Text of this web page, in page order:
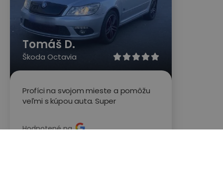

Tomáš D.
Škoda Octavia
Profíci na svojom mieste a pomôžu
veľmi s kúpou auta. Super
Hodnotené na